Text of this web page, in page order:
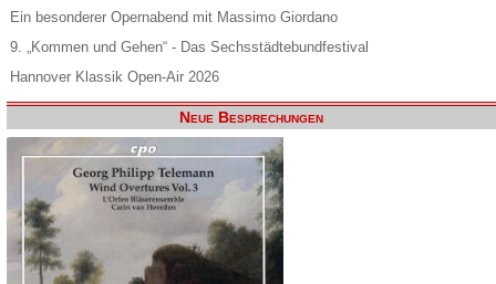
Ein besonderer Opernabend mit Massimo Giordano
9. „Kommen und Gehen“ - Das Sechsstädtebundfestival
Hannover Klassik Open-Air 2026
Neue Besprechungen